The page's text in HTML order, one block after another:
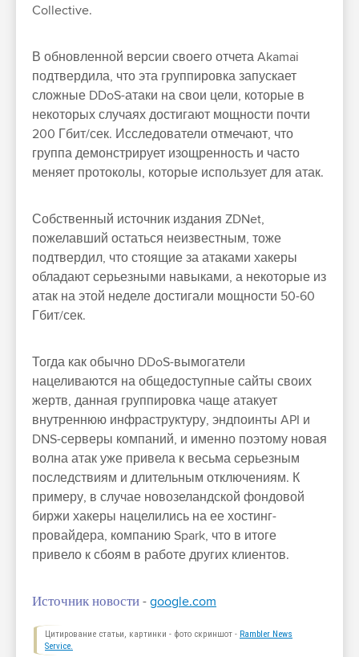
Collective.
В обновленной версии своего отчета Akamai
подтвердила, что эта группировка запускает
сложные DDoS-атаки на свои цели, которые в
некоторых случаях достигают мощности почти
200 Гбит/сек. Исследователи отмечают, что
группа демонстрирует изощренность и часто
меняет протоколы, которые использует для атак.
Собственный источник издания ZDNet,
пожелавший остаться неизвестным, тоже
подтвердил, что стоящие за атаками хакеры
обладают серьезными навыками, а некоторые из
атак на этой неделе достигали мощности 50-60
Гбит/сек.
Тогда как обычно DDoS-вымогатели
нацеливаются на общедоступные сайты своих
жертв, данная группировка чаще атакует
внутреннюю инфраструктуру, эндпоинты API и
DNS-серверы компаний, и именно поэтому новая
волна атак уже привела к весьма серьезным
последствиям и длительным отключениям. К
примеру, в случае новозеландской фондовой
биржи хакеры нацелились на ее хостинг-
провайдера, компанию Spark, что в итоге
привело к сбоям в работе других клиентов.
Источник новости - google.com
Цитирование статьи, картинки - фото скриншот - Rambler News
Service.